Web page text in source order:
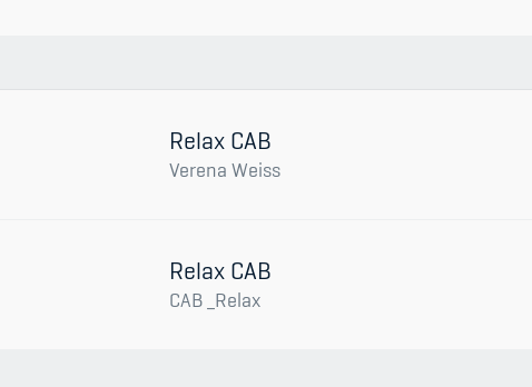
Relax CAB
Verena Weiss
Relax CAB
CAB _Relax